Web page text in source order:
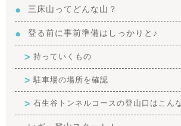
三床山ってどんな山？
登る前に事前準備はしっかりと♪
持っていくもの
駐車場の場所を確認
石生谷トンネルコースの登山口はこん